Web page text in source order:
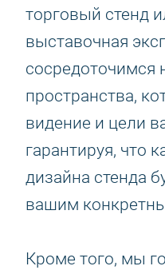
торговый стенд
выставочная
сосредоточимся
пространства,
видение и цели
гарантируя, что
дизайна стенда
вашим
Кроме того, мы